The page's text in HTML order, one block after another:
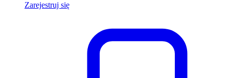
Zarejestruj się